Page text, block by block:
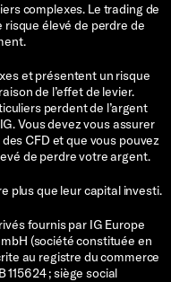
complexes. Le trading de
élevé de perdre de
et présentent un risque
de l’effet de levier.
perdent de l’argent
Vous devez vous assurer
CFD et que vous pouvez
de perdre votre argent.
plus que leur capital investi.
fournis par IG Europe
(société constituée en
au registre du commerce
; siège social